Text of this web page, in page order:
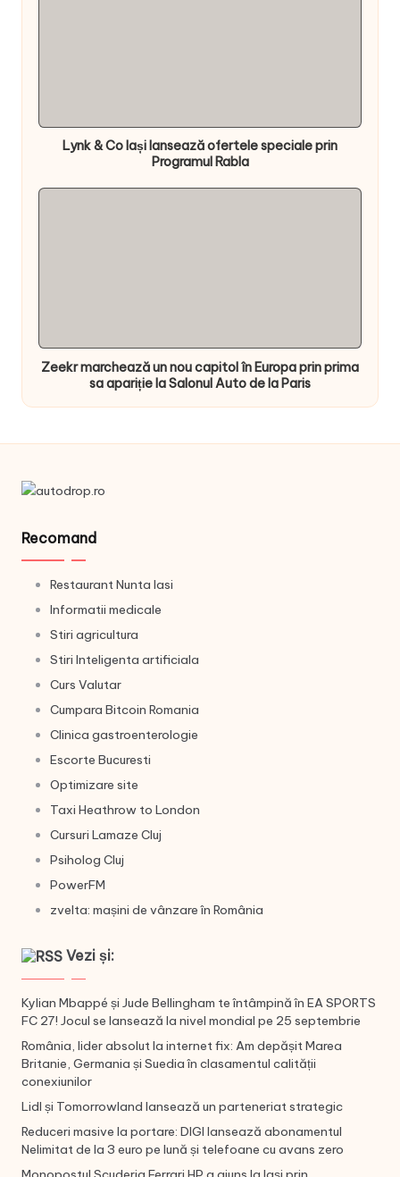
Lynk & Co Iași lansează ofertele speciale prin
Programul Rabla
Zeekr marchează un nou capitol în Europa prin prima
sa apariție la Salonul Auto de la Paris
Recomand
Restaurant Nunta Iasi
Informatii medicale
Stiri agricultura
Stiri Inteligenta artificiala
Curs Valutar
Cumpara Bitcoin Romania
Clinica gastroenterologie
Escorte Bucuresti
Optimizare site
Taxi Heathrow to London
Cursuri Lamaze Cluj
Psiholog Cluj
PowerFM
zvelta: mașini de vânzare în România
Vezi și:
Kylian Mbappé și Jude Bellingham te întâmpină în EA SPORTS
FC 27! Jocul se lansează la nivel mondial pe 25 septembrie
România, lider absolut la internet fix: Am depășit Marea
Britanie, Germania și Suedia în clasamentul calității
conexiunilor
Lidl și Tomorrowland lansează un parteneriat strategic
Reduceri masive la portare: DIGI lansează abonamentul
Nelimitat de la 3 euro pe lună și telefoane cu avans zero